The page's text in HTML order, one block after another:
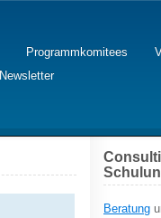
Programmkomitees
Newsletter
Beratung